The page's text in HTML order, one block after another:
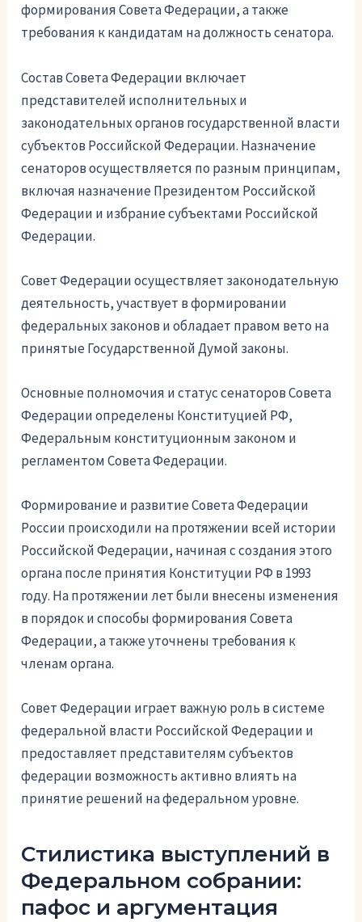
формирования Совета Федерации, а также
требования к кандидатам на должность сенатора.
Состав Совета Федерации включает
представителей исполнительных и
законодательных органов государственной власти
субъектов Российской Федерации. Назначение
сенаторов осуществляется по разным принципам,
включая назначение Президентом Российской
Федерации и избрание субъектами Российской
Федерации.
Совет Федерации осуществляет законодательную
деятельность, участвует в формировании
федеральных законов и обладает правом вето на
принятые Государственной Думой законы.
Основные полномочия и статус сенаторов Совета
Федерации определены Конституцией РФ,
Федеральным конституционным законом и
регламентом Совета Федерации.
Формирование и развитие Совета Федерации
России происходили на протяжении всей истории
Российской Федерации, начиная с создания этого
органа после принятия Конституции РФ в 1993
году. На протяжении лет были внесены изменения
в порядок и способы формирования Совета
Федерации, а также уточнены требования к
членам органа.
Совет Федерации играет важную роль в системе
федеральной власти Российской Федерации и
предоставляет представителям субъектов
федерации возможность активно влиять на
принятие решений на федеральном уровне.
Стилистика выступлений в
Федеральном собрании:
пафос и аргументация